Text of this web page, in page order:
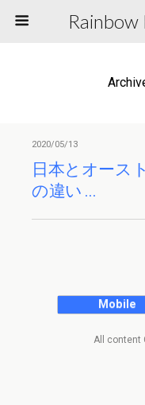
2020/05/13
日本とオース
の違い …
Mobile
All content